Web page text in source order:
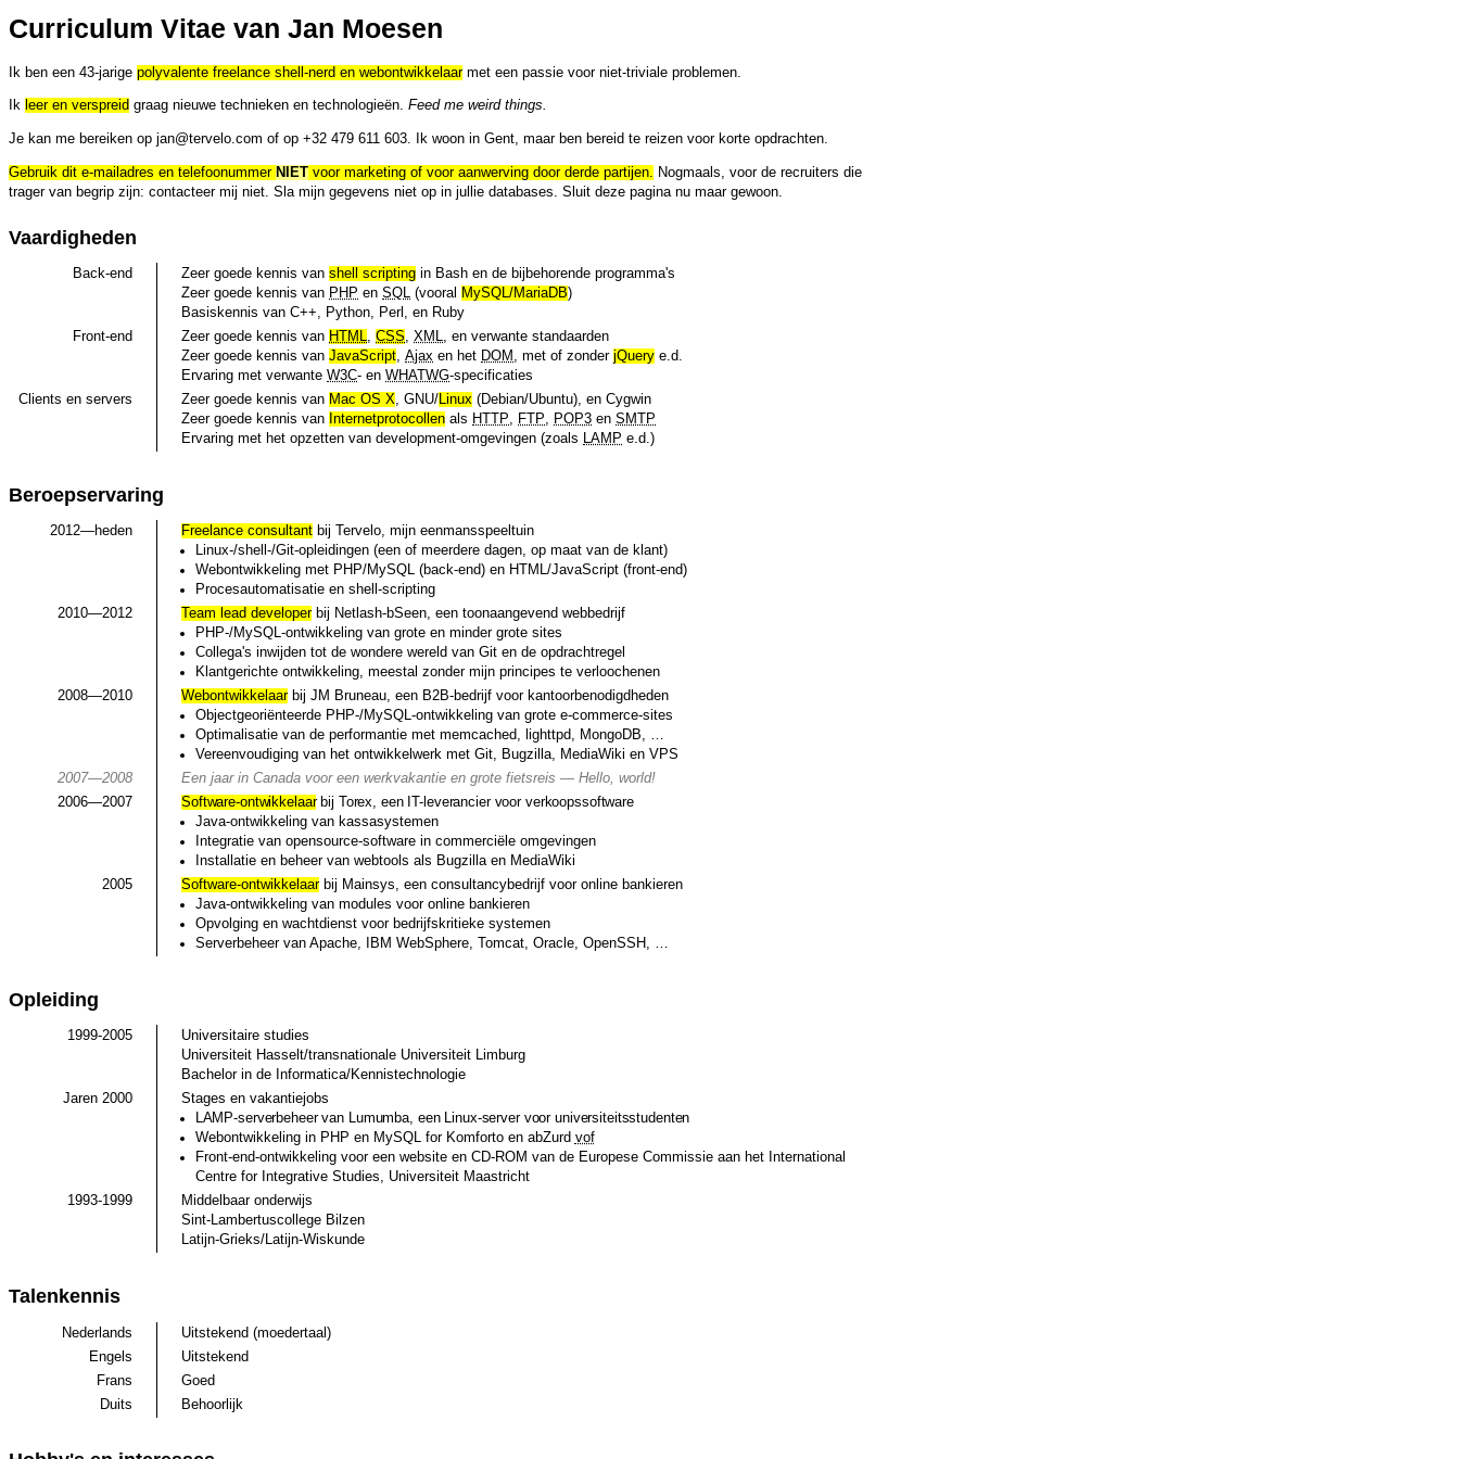
Curriculum Vitae van Jan Moesen
Ik ben een 43-jarige polyvalente freelance shell-nerd en webontwikkelaarmet een passie voor niet-triviale problemen.
Ik leer en verspreid graag nieuwe technieken en technologieën. Feed me weird things.
Je kan me bereiken op jan@tervelo.com of op +32 479 611 603. Ik woon in Gent, maar ben bereid te reizen voor korte opdrachten.
Gebruik dit e-mailadres en telefoonummer NIET voor marketing of voor aanwerving door derde partijen.
Nogmaals, voor de recruiters die
trager van begrip zijn: contacteer mij niet. Sla mijn gegevens niet op in jullie databases. Sluit deze pagina nu maar gewoon.
Vaardigheden
Back-end Zeer goede kennis vanshell scripting in Bash en de bijbehorende programma's
Zeer goede kennis van PHP enSQL (vooral MySQL/MariaDB)
Basiskennis van C++, Python, Perl, en Ruby
Front-end
Zeer goede kennis van HTML,CSS,XML, en verwante standaarden
Zeer goede kennis vanJavaScript,Ajax en het DOM , met of zonderjQuery e.d.
Ervaring met verwanteW3C- enWHATWG-specificaties
Clients en servers Zeer goede kennis van Mac OS X,GNU/Linux (Debian/Ubuntu), en Cygwin
Zeer goede kennis van Internetprotocollen als HTTP, FTP, POP3 enSMTP
Ervaring met het opzetten vandevelopment-omgevingen (zoals LAMP e.d.)
Beroepservaring
2012—heden Freelance consultant bij Tervelo, mijn eenmansspeeltuin
Linux-/shell-/Git-opleidingen (een of meerdere dagen, op maat van de klant)
Webontwikkeling met PHP/MySQL (back-end) en HTML/JavaScript (front-end)
Procesautomatisatie en shell-scripting
2010—2012
Team lead developerbij Netlash-bSeen, een toonaangevend webbedrijf
PHP-/MySQL-ontwikkeling van grote en minder grote sites
Collega's inwijden tot de wondere wereld van Git en de opdrachtregel
Klantgerichte ontwikkeling, meestal zonder mijn principes te verloochenen
2008—2010
WebontwikkelaarbijJM Bruneau, een B2B-bedrijf voor kantoorbenodigdheden
Objectgeoriënteerde PHP-/MySQL-ontwikkeling van grote e-commerce-sites
Optimalisatie van de performantie met memcached, lighttpd, MongoDB, …
Vereenvoudiging van het ontwikkelwerk met Git, Bugzilla, MediaWiki en VPS
2007—2008
Een jaar in Canada voor een werkvakantie en grote fietsreis —Hello, world!
2006—2007
Software-ontwikkelaarbij Torex, een IT-leverancier voor verkoopssoftware
Java-ontwikkeling van kassasystemen
Integratie van opensource-software in commerciële omgevingen
Installatie en beheer van webtools als Bugzilla en MediaWiki
2005
Software-ontwikkelaarbij Mainsys, een consultancybedrijf voor online bankieren
Java-ontwikkeling van modules voor online bankieren
Opvolging en wachtdienst voor bedrijfskritieke systemen
Serverbeheer van Apache, IBM WebSphere, Tomcat, Oracle, OpenSSH, …
Opleiding
1999-2005
Universitaire studies
Universiteit Hasselt/transnationale Universiteit Limburg
Bachelor in de Informatica/Kennistechnologie
Jaren 2000
Stages en vakantiejobs
LAMP-serverbeheer van Lumumba, een Linux-server voor universiteitsstudenten
Webontwikkeling in PHP en MySQL for Komfortoen abZurd vof
Front-end-ontwikkeling voor een website en CD-ROM van de Europese Commissie aan het International
Centre for Integrative Studies, Universiteit Maastricht
1993-1999
Middelbaar onderwijs
Sint-Lambertuscollege Bilzen
Latijn-Grieks/Latijn-Wiskunde
Talenkennis
Nederlands
Uitstekend (moedertaal)
Engels
Uitstekend
Frans
Goed
Duits
Behoorlijk